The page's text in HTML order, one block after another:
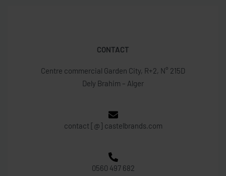
CONTACT
Centre commercial Garden City, R+2, N° 215D
Dely Brahim – Alger
contact [@] castelbrands.com
0560 497 682